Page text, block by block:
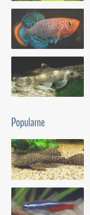
Popularne